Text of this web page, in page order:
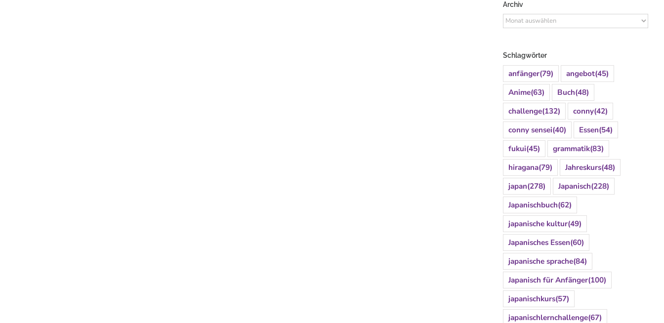
Archiv
Archiv
Schlagwörter
anfänger(79) angebot(45)
Anime(63) Buch(48)
challenge(132) conny(42)
conny sensei(40) Essen(54)
fukui(45) grammatik(83)
hiragana(79) Jahreskurs(48)
japan(278) Japanisch(228)
Japanischbuch(62)
japanische kultur(49)
Japanisches Essen(60)
japanische sprache(84)
Japanisch für Anfänger(100)
japanischkurs(57)
japanischlernchallenge(67)